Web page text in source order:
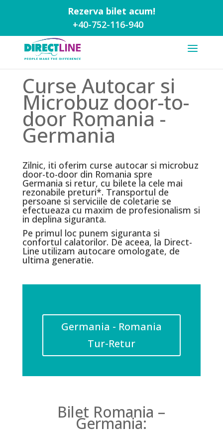
Rezerva bilet acum!
+40-752-116-940
Curse Autocar si
Microbuz door-to-
door Romania -
Germania
Zilnic, iti oferim curse autocar si microbuz
door-to-door din Romania spre
Germania si retur, cu bilete la cele mai
rezonabile preturi*. Transportul de
persoane si serviciile de coletarie se
efectueaza cu maxim de profesionalism si
in deplina siguranta.
Pe primul loc punem siguranta si
confortul calatorilor. De aceea, la Direct-
Line utilizam autocare omologate, de
ultima generatie.
Germania - Romania
Tur-Retur
Bilet Romania –
Germania: